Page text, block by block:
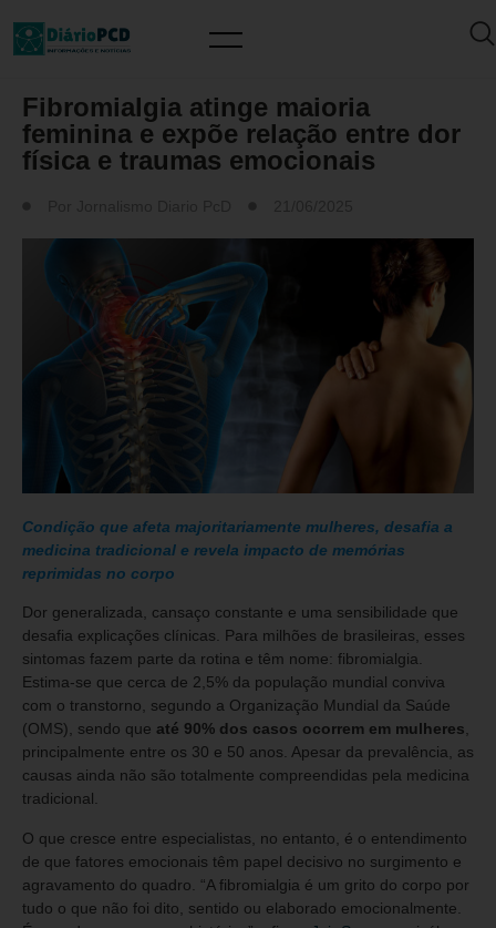
Fibromialgia atinge maioria
feminina e expõe relação entre dor
física e traumas emocionais
Condição que afeta majoritariamente mulheres, desafia a
medicina tradicional e revela impacto de memórias
reprimidas no corpo
Dor generalizada, cansaço constante e uma sensibilidade que
desafia explicações clínicas. Para milhões de brasileiras, esses
sintomas fazem parte da rotina e têm nome: fibromialgia.
Estima-se que cerca de 2,5% da população mundial conviva
com o transtorno, segundo a Organização Mundial da Saúde
(OMS), sendo que até 90% dos casos ocorrem em mulheres,
principalmente entre os 30 e 50 anos. Apesar da prevalência, as
causas ainda não são totalmente compreendidas pela medicina
tradicional.
O que cresce entre especialistas, no entanto, é o entendimento
de que fatores emocionais têm papel decisivo no surgimento e
agravamento do quadro. “A fibromialgia é um grito do corpo por
tudo o que não foi dito, sentido ou elaborado emocionalmente.